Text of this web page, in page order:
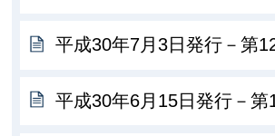
平成30年7月3日発行－第
平成30年6月15日発行－第